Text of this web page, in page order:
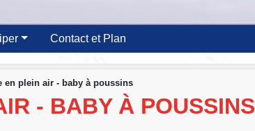
Contact et Plan
en plein air - baby à poussins
- BABY À POUSSINS